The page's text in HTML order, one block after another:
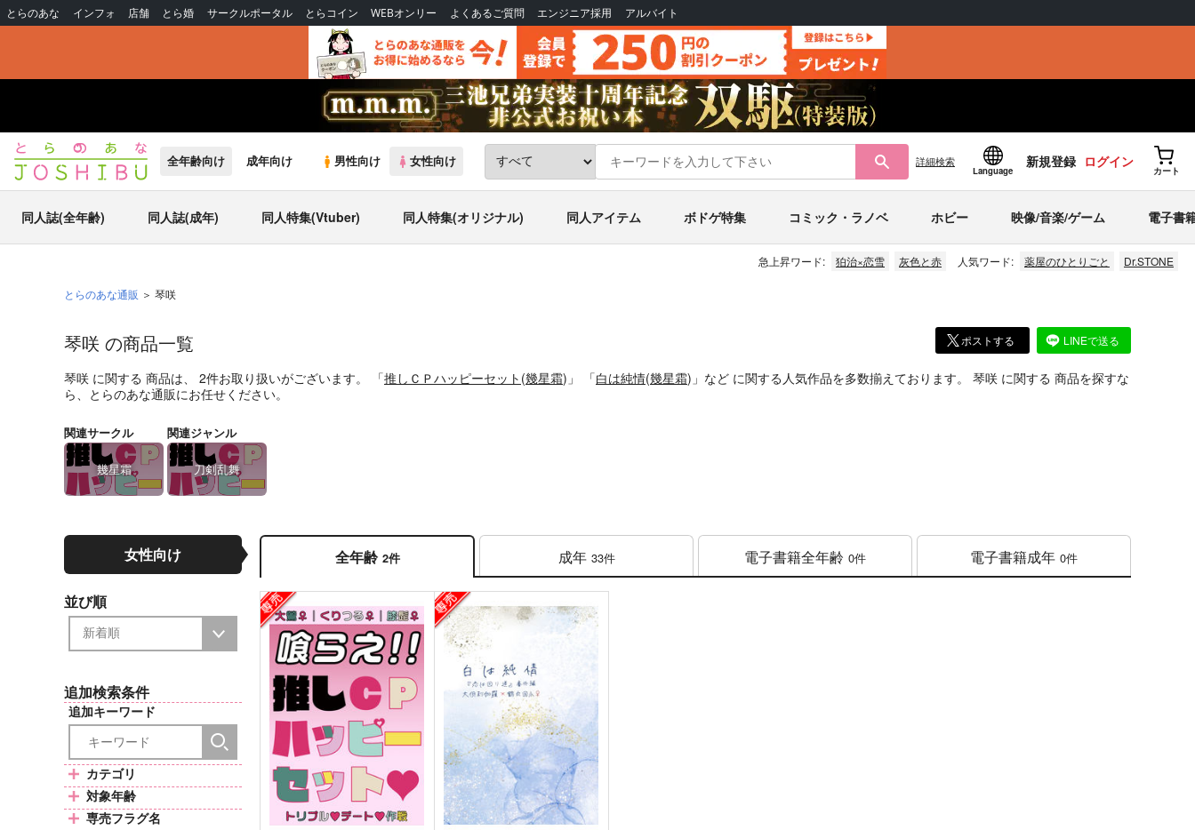
とらのあな インフォ 店舗 とら婚 サークルポータル とらコイン WEBオンリー よくあるご質問 エンジニア採用 アルバイト
全年齢向け 成年向け 男性向け 女性向け 詳細検索
Language
新規登録 ログイン
カート
同人誌(全年齢) 同人誌(成年) 同人特集(Vtuber) 同人特集(オリジナル) 同人アイテム ボドゲ特集 コミック・ラノベ ホビー 映像/音楽/ゲーム 電子書
急上昇ワード: 狛治×恋雪 灰色と赤 人気ワード: 薬屋のひとりごと Dr.STONE
とらのあな通販 琴咲
ポストする LINEで送る
琴咲 の商品一覧
琴咲 に関する 商品は、 2件お取り扱いがございます。 「推しＣＰハッピーセット (幾星霜)」 「白は純情(幾星霜)」 など に関する人気作品を多数揃えております。 琴咲 に関する 商品を探すな
ら、とらのあな通販にお任せください。
関連サークル
幾星霜
関連ジャンル
刀剣乱舞
女性向け
並び順
追加検索条件
追加キーワード
カテゴリ
対象年齢
専売フラグ名
全年齢 2件 成年 33件 電子書籍全年齢 0件 電子書籍成年 0件